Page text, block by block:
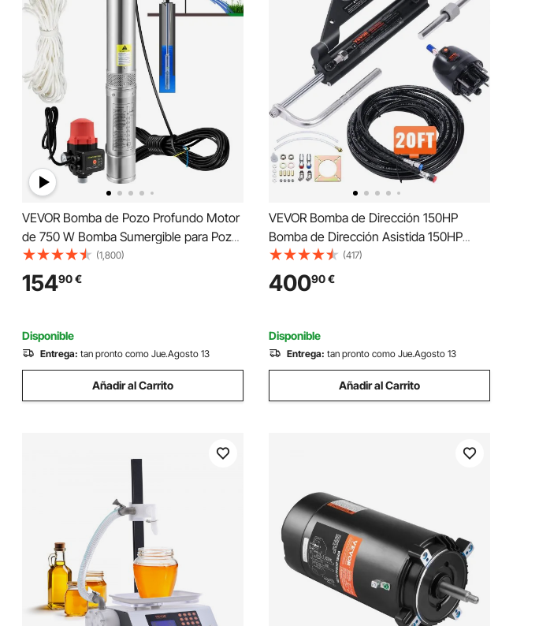
VEVOR Bomba de Pozo Profundo Motor
de 750 W Bomba Sumergible para Pozo
230V 50Hz Bomba de Agua Sumergible
para Pozos Flujo Máximo de 105 L/min
con Interruptor Automático para Tierras
(1,800)
15490€
Disponible
Entrega: tan pronto como Jue.Agosto 13
Añadir al Carrito
VEVOR Bomba de Dirección 150HP
Bomba de Dirección Asistida 150HP
Sistema de Dirección de La Embarcación
150HP Kit de Dirección Hidráulica con
Cilindro de Bomba Kit de Dirección
(417)
40090€
Disponible
Entrega: tan pronto como Jue.Agosto 13
Añadir al Carrito